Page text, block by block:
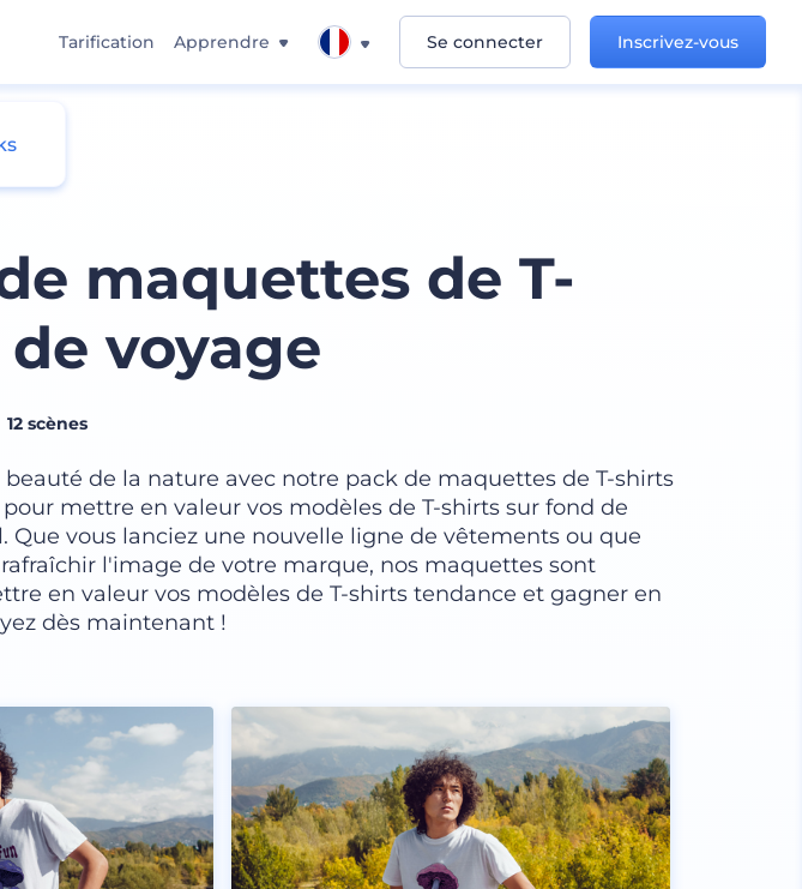
Tarification Apprendre Se connecter Inscrivez-vous
maquettes de T-
voyage
12 scènes
beauté de la nature avec notre pack de maquettes de T-shirts
mettre en valeur vos modèles de T-shirts sur fond de
Que vous lanciez une nouvelle ligne de vêtements ou que
l'image de votre marque, nos maquettes sont
en valeur vos modèles de T-shirts tendance et gagner en
dès maintenant !